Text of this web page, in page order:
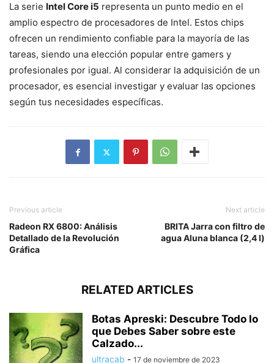
La serie Intel Core i5 representa un punto medio en el
amplio espectro de procesadores de Intel. Estos chips
ofrecen un rendimiento confiable para la mayoría de las
tareas, siendo una elección popular entre gamers y
profesionales por igual. Al considerar la adquisición de un
procesador, es esencial investigar y evaluar las opciones
según tus necesidades específicas.
Previous article
Radeon RX 6800: Análisis
Detallado de la Revolución
Gráfica
Next article
BRITA Jarra con filtro de
agua Aluna blanca (2,4 l)
RELATED ARTICLES
Botas Apreski: Descubre Todo lo
que Debes Saber sobre este
Calzado...
ultracab - 17 de noviembre de 2023